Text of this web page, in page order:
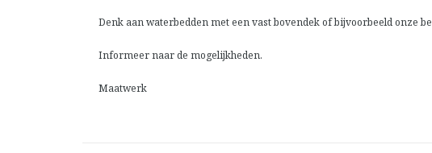
Denk aan waterbedden met een vast bovendek of bijvoorbeeld onze
Informeer naar de mogelijkheden.
Maatwerk